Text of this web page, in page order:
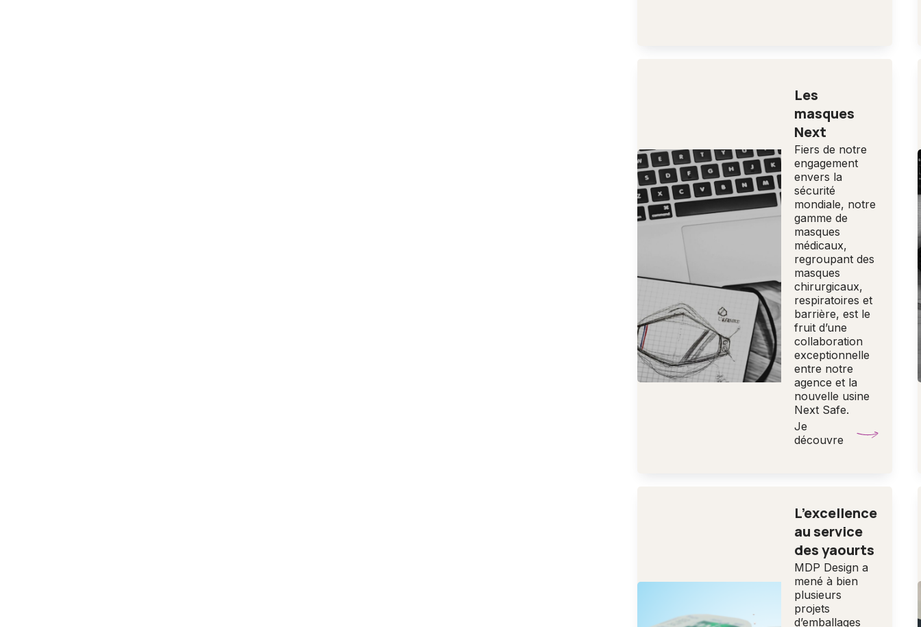
Les
masques
Next
Fiers de notre
engagement
envers la
sécurité
mondiale, notre
gamme de
masques
médicaux,
regroupant des
masques
chirurgicaux,
respiratoires et
barrière, est le
fruit d’une
collaboration
exceptionnelle
entre notre
agence et la
nouvelle usine
Next Safe.
Je
découvre
L’excellence
au service
des yaourts
MDP Design a
mené à bien
plusieurs
projets
d’emballages